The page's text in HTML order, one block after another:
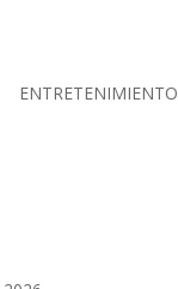
ENTRETENIMIENTO